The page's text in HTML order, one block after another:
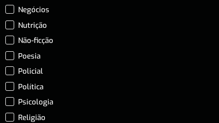
Negócios
Nutrição
Não-ficção
Poesia
Policial
Política
Psicologia
Religião